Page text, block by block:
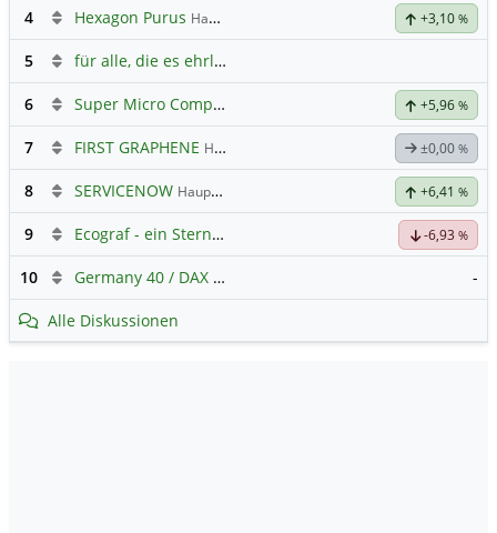
4 Hexagon Purus Hauptdiskussion +3,10 %
5 für alle, die es ehrlich meinen beim Traden.
6 Super Micro Computer +5,96 %
7 FIRST GRAPHENE Hauptdiskussion ±0,00 %
8 SERVICENOW Hauptdiskussion +6,41 %
9 Ecograf - ein Stern am Graphithimmel -6,93 %
10 Germany 40 / DAX Prognose -
Alle Diskussionen